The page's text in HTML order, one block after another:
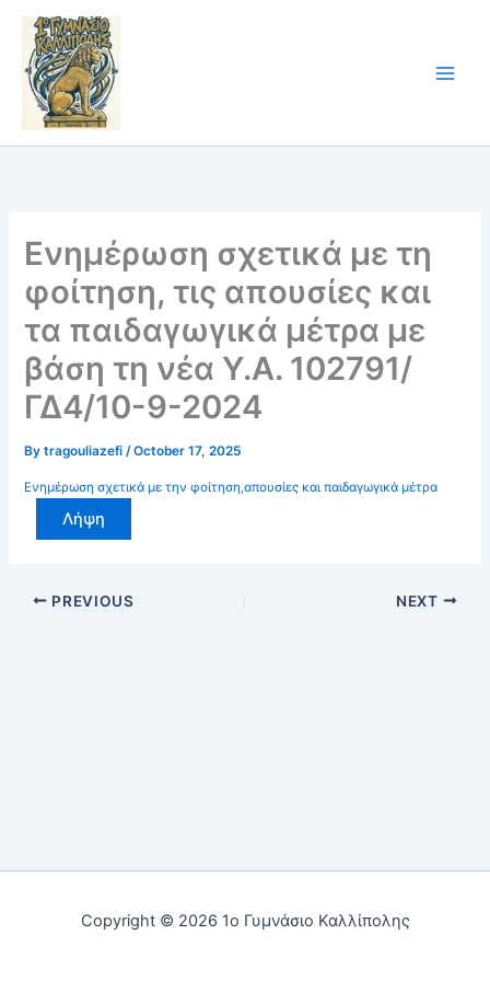
Skip
content
Ενημέρωση σχετικά με τη
φοίτηση, τις απουσίες και
τα παιδαγωγικά μέτρα με
βάση τη νέα Υ.Α. 102791/
ΓΔ4/10-9-2024
Bytragouliazefi/October 17, 2025
Ενημέρωση σχετικά με την φοίτηση,απουσίες και παιδαγωγικά μέτρα
Λήψη
PREVIOUS NEXT
Copyright © 2026 1ο Γυμνάσιο Καλλίπολης